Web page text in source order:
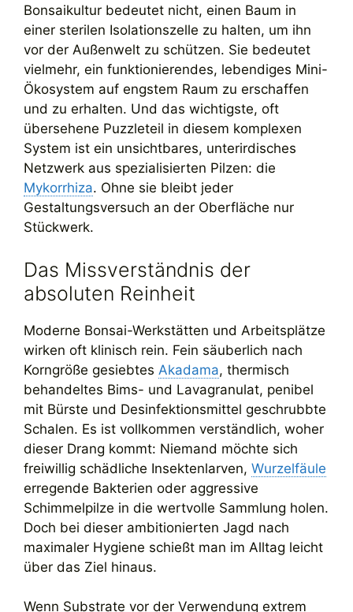
Bonsaikultur bedeutet nicht, einen Baum in
einer sterilen Isolationszelle zu halten, um ihn
vor der Außenwelt zu schützen. Sie bedeutet
vielmehr, ein funktionierendes, lebendiges Mini-
Ökosystem auf engstem Raum zu erschaffen
und zu erhalten. Und das wichtigste, oft
übersehene Puzzleteil in diesem komplexen
System ist ein unsichtbares, unterirdisches
Netzwerk aus spezialisierten Pilzen: die
Mykorrhiza. Ohne sie bleibt jeder
Gestaltungsversuch an der Oberfläche nur
Stückwerk.
Das Missverständnis der
absoluten Reinheit
Moderne Bonsai-Werkstätten und Arbeitsplätze
wirken oft klinisch rein. Fein säuberlich nach
Korngröße gesiebtes Akadama, thermisch
behandeltes Bims- und Lavagranulat, penibel
mit Bürste und Desinfektionsmittel geschrubbte
Schalen. Es ist vollkommen verständlich, woher
dieser Drang kommt: Niemand möchte sich
freiwillig schädliche Insektenlarven, Wurzelfäule
erregende Bakterien oder aggressive
Schimmelpilze in die wertvolle Sammlung holen.
Doch bei dieser ambitionierten Jagd nach
maximaler Hygiene schießt man im Alltag leicht
über das Ziel hinaus.
Wenn Substrate vor der Verwendung extrem